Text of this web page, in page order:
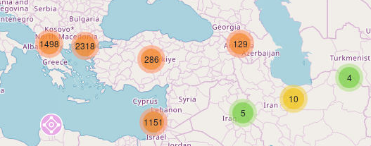
10
4
5
129
286
1151
2318
1498